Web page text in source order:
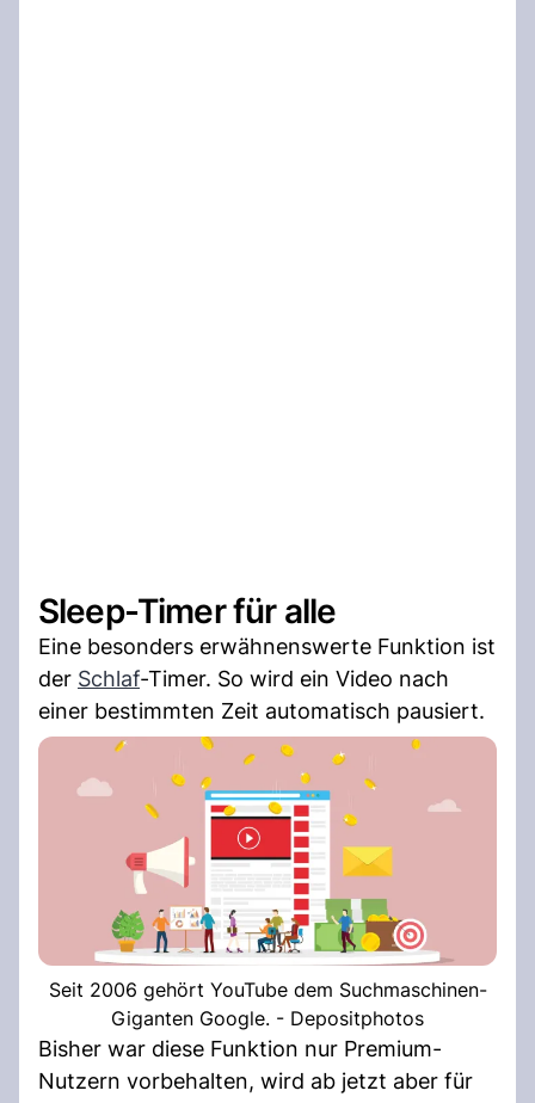
Sleep-Timer für alle
Eine besonders erwähnenswerte Funktion ist
der Schlaf-Timer. So wird ein Video nach
einer bestimmten Zeit automatisch pausiert.
Seit 2006 gehört YouTube dem Suchmaschinen-
Giganten Google. - Depositphotos
Bisher war diese Funktion nur Premium-
Nutzern vorbehalten, wird ab jetzt aber für